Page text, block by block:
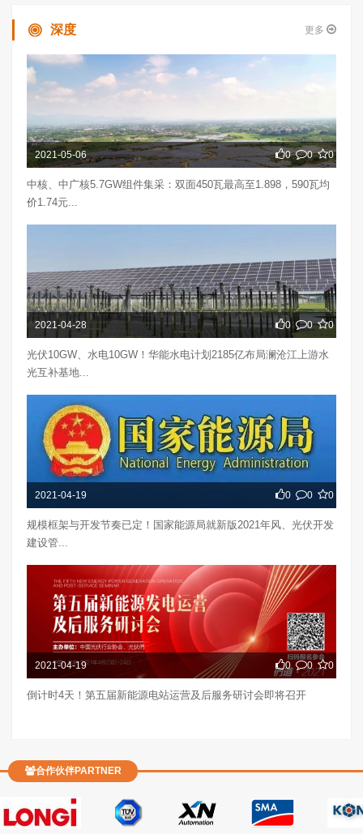
深度 更多
2021-05-06 0 0 0
中核、中广核5.7GW组件集采：双面450瓦最高至1.898，590瓦均
价1.74元...
2021-04-28 0 0 0
光伏10GW、水电10GW！华能水电计划2185亿布局澜沧江上游水
光互补基地...
2021-04-19 0 0 0
规模框架与开发节奏已定！国家能源局就新版2021年风、光伏开发
建设管...
2021-04-19 0 0 0
倒计时4天！第五届新能源电站运营及后服务研讨会即将召开
合作伙伴PARTNER